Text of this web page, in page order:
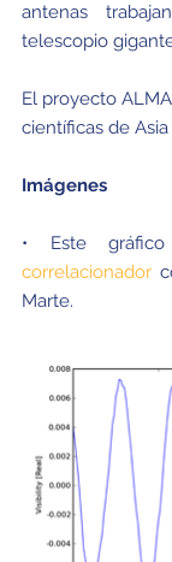
antenas
telescopio
El proyecto
científicas de
Imágenes
• Este
correlacionador
Marte.